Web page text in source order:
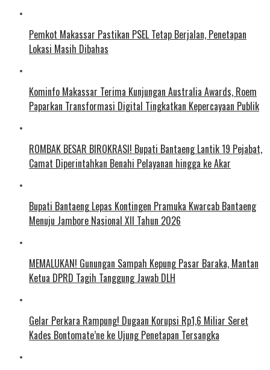
Pemkot Makassar Pastikan PSEL Tetap Berjalan, Penetapan
Lokasi Masih Dibahas
Kominfo Makassar Terima Kunjungan Australia Awards, Roem
Paparkan Transformasi Digital Tingkatkan Kepercayaan Publik
ROMBAK BESAR BIROKRASI! Bupati Bantaeng Lantik 19 Pejabat,
Camat Diperintahkan Benahi Pelayanan hingga ke Akar
Bupati Bantaeng Lepas Kontingen Pramuka Kwarcab Bantaeng
Menuju Jambore Nasional XII Tahun 2026
MEMALUKAN! Gunungan Sampah Kepung Pasar Baraka, Mantan
Ketua DPRD Tagih Tanggung Jawab DLH
Gelar Perkara Rampung! Dugaan Korupsi Rp1,6 Miliar Seret
Kades Bontomate’ne ke Ujung Penetapan Tersangka